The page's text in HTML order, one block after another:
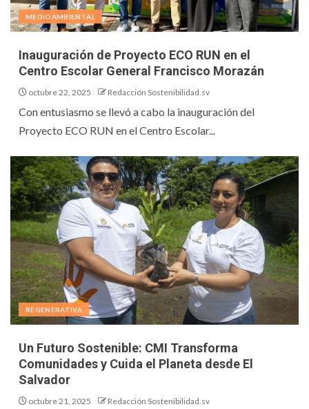
MEDIOAMBIENTAL
Inauguración de Proyecto ECO RUN en el
Centro Escolar General Francisco Morazán
octubre 22, 2025 Redacción Sostenibilidad.sv
Con entusiasmo se llevó a cabo la inauguración del
Proyecto ECO RUN en el Centro Escolar...
REGENERATIVA
Un Futuro Sostenible: CMI Transforma
Comunidades y Cuida el Planeta desde El
Salvador
octubre 21, 2025 Redacción Sostenibilidad.sv